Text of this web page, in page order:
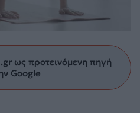
ως προτεινόμενη πηγή
Google